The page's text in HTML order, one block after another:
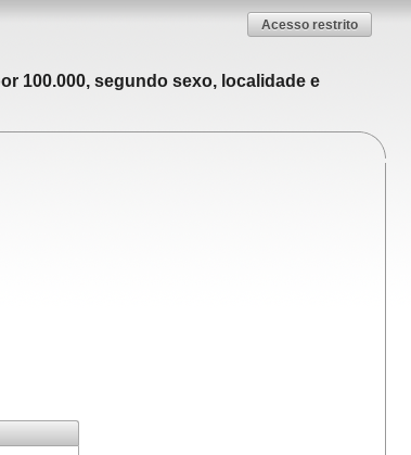
Acesso restrito
100.000, segundo sexo, localidade e